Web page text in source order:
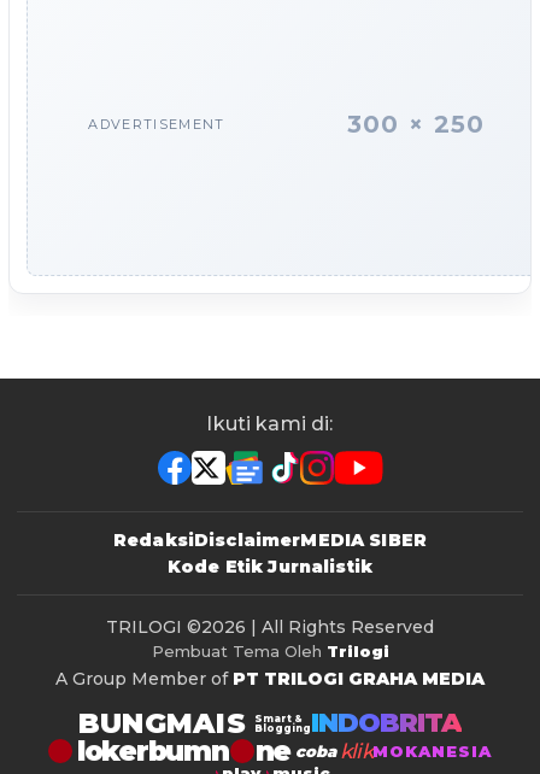
ADVERTISEMENT 300 × 250
Ikuti kami di:
RedaksiDisclaimerMEDIA SIBER
Kode Etik Jurnalistik
TRILOGI ©2026 | All Rights Reserved
Pembuat Tema Oleh Trilogi
A Group Member of PT TRILOGI GRAHA MEDIA
BUNGMAIS
Smart &
Blogging INDOBRITA
lokerbumn coba klikMOKANESIA